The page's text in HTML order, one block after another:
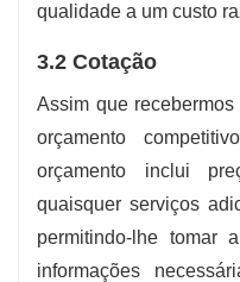
qualidade a um custo
3.2 Cotação
Assim que
orçamento
orçamento inclui
quaisquer serviços
permitindo-lhe tomar
informações